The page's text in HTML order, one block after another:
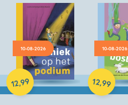
10-08-2026
12,99
Hardcover
10-08-2026
12,99
Hardcover